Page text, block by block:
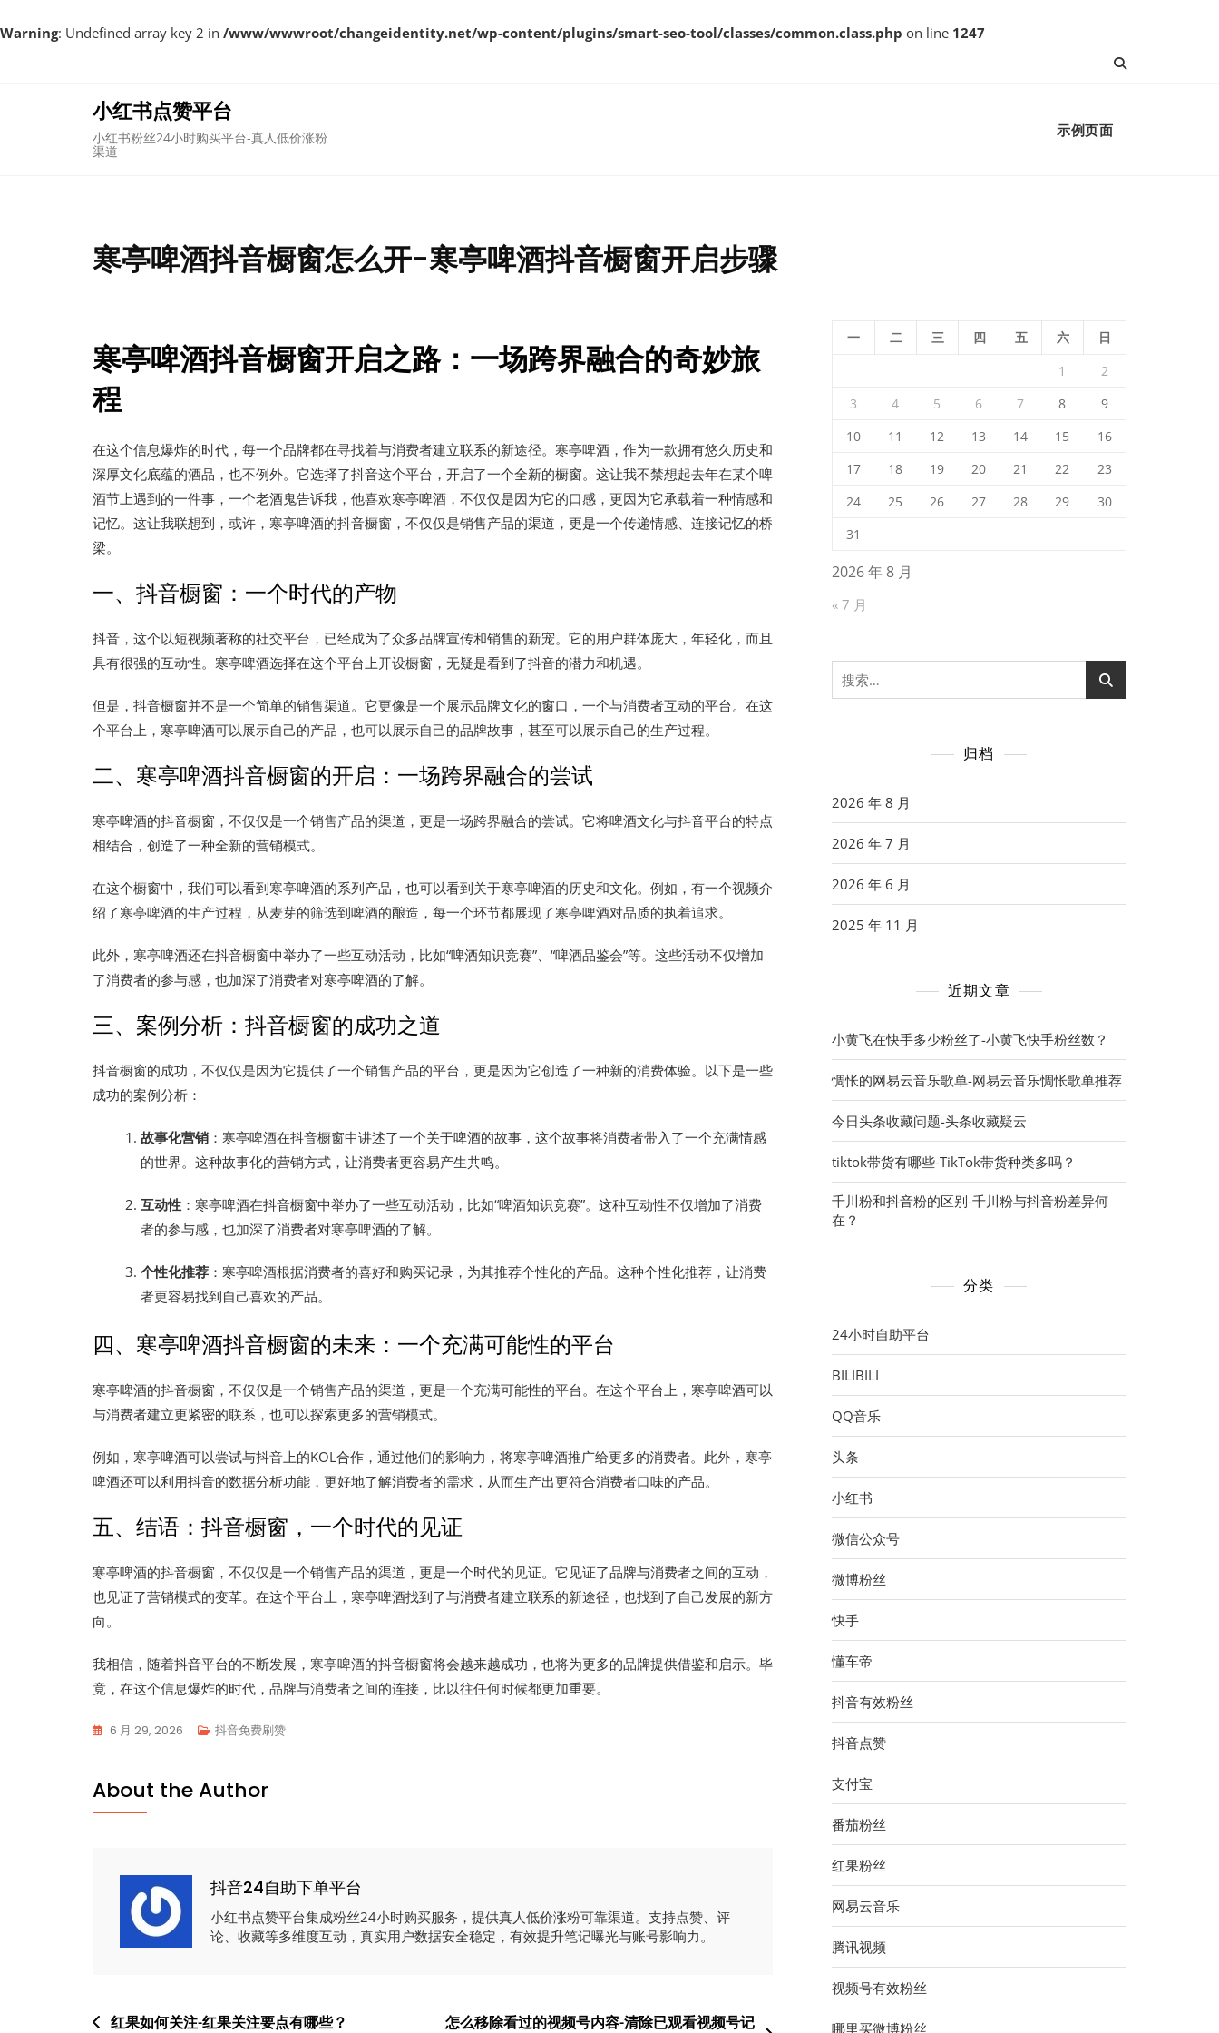
Warning: Undefined array key 2 in /www/wwwroot/changeidentity.net/wp-content/plugins/smart-seo-tool/classes/common.class.php on line 1247
小红书点赞平台
小红书粉丝24小时购买平台-真人低价涨粉
渠道
示例页面
寒亭啤酒抖音橱窗怎么开-寒亭啤酒抖音橱窗开启步骤
寒亭啤酒抖音橱窗开启之路：一场跨界融合的奇妙旅
程
在这个信息爆炸的时代，每一个品牌都在寻找着与消费者建立联系的新途径。寒亭啤酒，作为一款拥有悠久历史和
深厚文化底蕴的酒品，也不例外。它选择了抖音这个平台，开启了一个全新的橱窗。这让我不禁想起去年在某个啤
酒节上遇到的一件事，一个老酒鬼告诉我，他喜欢寒亭啤酒，不仅仅是因为它的口感，更因为它承载着一种情感和
记忆。这让我联想到，或许，寒亭啤酒的抖音橱窗，不仅仅是销售产品的渠道，更是一个传递情感、连接记忆的桥
梁。
一、抖音橱窗：一个时代的产物
抖音，这个以短视频著称的社交平台，已经成为了众多品牌宣传和销售的新宠。它的用户群体庞大，年轻化，而且
具有很强的互动性。寒亭啤酒选择在这个平台上开设橱窗，无疑是看到了抖音的潜力和机遇。
但是，抖音橱窗并不是一个简单的销售渠道。它更像是一个展示品牌文化的窗口，一个与消费者互动的平台。在这
个平台上，寒亭啤酒可以展示自己的产品，也可以展示自己的品牌故事，甚至可以展示自己的生产过程。
二、寒亭啤酒抖音橱窗的开启：一场跨界融合的尝试
寒亭啤酒的抖音橱窗，不仅仅是一个销售产品的渠道，更是一场跨界融合的尝试。它将啤酒文化与抖音平台的特点
相结合，创造了一种全新的营销模式。
在这个橱窗中，我们可以看到寒亭啤酒的系列产品，也可以看到关于寒亭啤酒的历史和文化。例如，有一个视频介
绍了寒亭啤酒的生产过程，从麦芽的筛选到啤酒的酿造，每一个环节都展现了寒亭啤酒对品质的执着追求。
此外，寒亭啤酒还在抖音橱窗中举办了一些互动活动，比如“啤酒知识竞赛”、“啤酒品鉴会”等。这些活动不仅增加
了消费者的参与感，也加深了消费者对寒亭啤酒的了解。
三、案例分析：抖音橱窗的成功之道
抖音橱窗的成功，不仅仅是因为它提供了一个销售产品的平台，更是因为它创造了一种新的消费体验。以下是一些
成功的案例分析：
故事化营销 ：寒亭啤酒在抖音橱窗中讲述了一个关于啤酒的故事，这个故事将消费者带入了一个充满情感
的世界。这种故事化的营销方式，让消费者更容易产生共鸣。
互动性 ：寒亭啤酒在抖音橱窗中举办了一些互动活动，比如“啤酒知识竞赛”。这种互动性不仅增加了消费
者的参与感，也加深了消费者对寒亭啤酒的了解。
个性化推荐 ：寒亭啤酒根据消费者的喜好和购买记录，为其推荐个性化的产品。这种个性化推荐，让消费
者更容易找到自己喜欢的产品。
四、寒亭啤酒抖音橱窗的未来：一个充满可能性的平台
寒亭啤酒的抖音橱窗，不仅仅是一个销售产品的渠道，更是一个充满可能性的平台。在这个平台上，寒亭啤酒可以
与消费者建立更紧密的联系，也可以探索更多的营销模式。
例如，寒亭啤酒可以尝试与抖音上的KOL合作，通过他们的影响力，将寒亭啤酒推广给更多的消费者。此外，寒亭
啤酒还可以利用抖音的数据分析功能，更好地了解消费者的需求，从而生产出更符合消费者口味的产品。
五、结语：抖音橱窗，一个时代的见证
寒亭啤酒的抖音橱窗，不仅仅是一个销售产品的渠道，更是一个时代的见证。它见证了品牌与消费者之间的互动，
也见证了营销模式的变革。在这个平台上，寒亭啤酒找到了与消费者建立联系的新途径，也找到了自己发展的新方
向。
我相信，随着抖音平台的不断发展，寒亭啤酒的抖音橱窗将会越来越成功，也将为更多的品牌提供借鉴和启示。毕
竟，在这个信息爆炸的时代，品牌与消费者之间的连接，比以往任何时候都更加重要。
6 月 29, 2026 抖音免费刷赞
About the Author
抖音24自助下单平台
小红书点赞平台集成粉丝24小时购买服务，提供真人低价涨粉可靠渠道。支持点赞、评
论、收藏等多维度互动，真实用户数据安全稳定，有效提升笔记曝光与账号影响力。
文红果如何关注-红果关注要点有哪些？ 怎么移除看过的视频号内容-清除已观看视频号记
2026 年 8 月
一 二 三 四 五 六
日
1
2
3
4 5 6 7 8
9
10
11 12 13 14 15
16
17
18 19 20 21 22
23
24
25 26 27 28 29
30
31
« 7 月
搜
索：
归档
2026 年 8 月
2026 年 7 月
2026 年 6 月
2025 年 11 月
近期文章
小黄飞在快手多少粉丝了-小黄飞快手粉丝数？
惆怅的网易云音乐歌单-网易云音乐惆怅歌单推荐
今日头条收藏问题-头条收藏疑云
tiktok带货有哪些-TikTok带货种类多吗？
千川粉和抖音粉的区别-千川粉与抖音粉差异何
在？
分类
24小时自助平台
BILIBILI
QQ音乐
头条
小红书
微信公众号
微博粉丝
快手
懂车帝
抖音有效粉丝
抖音点赞
支付宝
番茄粉丝
红果粉丝
网易云音乐
腾讯视频
视频号有效粉丝
哪里买微博粉丝